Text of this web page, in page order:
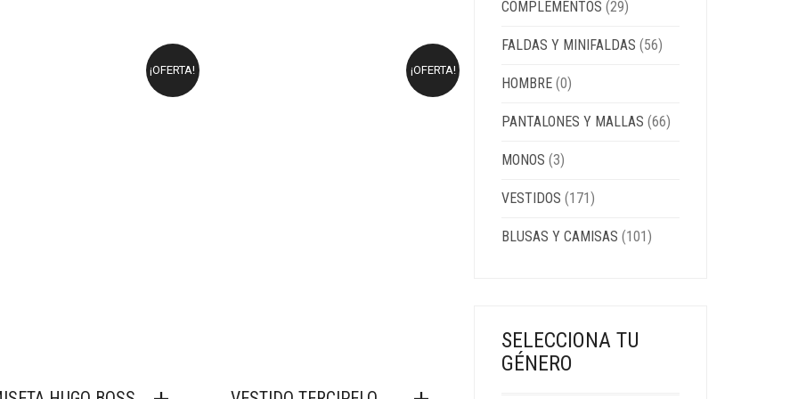
¡OFERTA! ¡OFERTA!
COMPLEMENTOS (29)
FALDAS Y MINIFALDAS (56)
HOMBRE (0)
PANTALONES Y MALLAS (66)
MONOS (3)
VESTIDOS (171)
BLUSAS Y CAMISAS (101)
SELECCIONA TU
GÉNERO